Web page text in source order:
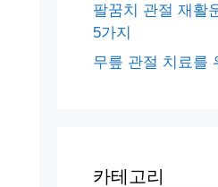
팔꿈치 관절 재활
5가지
무릎 관절 치료를
카테고리